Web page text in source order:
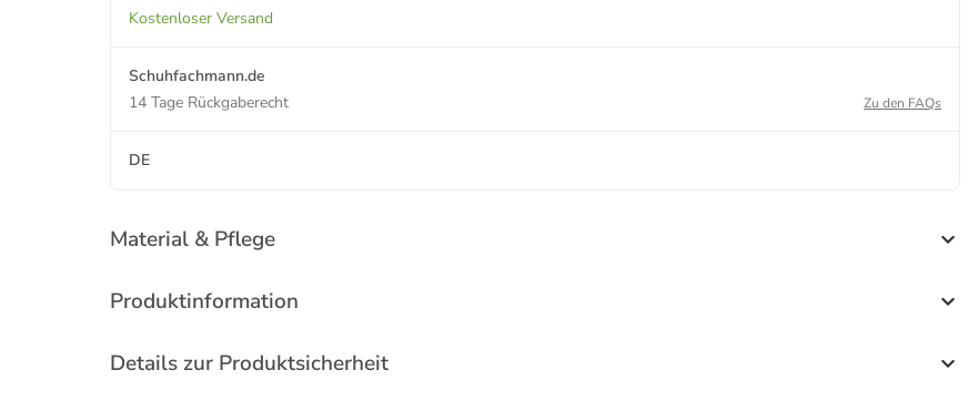
Kostenloser Versand
Schuhfachmann.de
14 Tage Rückgaberecht
Zu den FAQs
DE
Material & Pflege
Produktinformation
Details zur Produktsicherheit